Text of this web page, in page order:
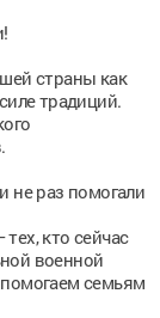
страны как
традиций.
не раз помогали
кто сейчас
военной
семьям